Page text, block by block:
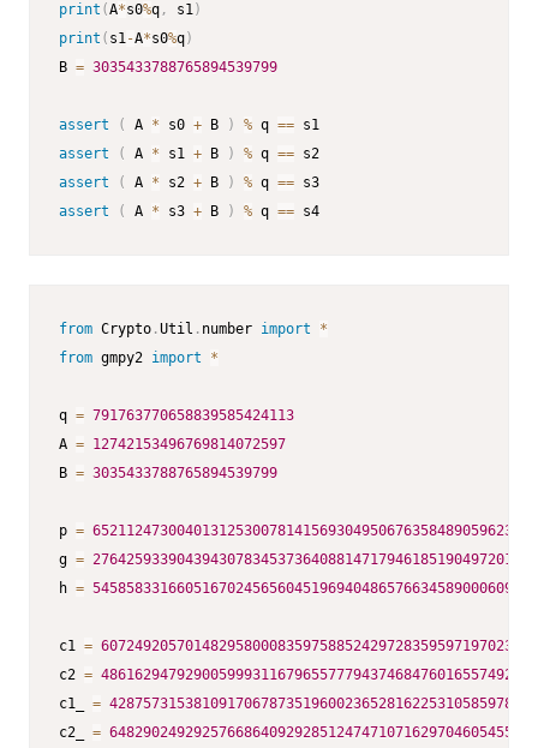
print (A*s0%q , s1)
print ( s1-A*s0%q)
B = 3035433788765894539799
assert ( A * s0 + B ) % q ==
assert
( A * s1 + B ) % q ==
assert
( A * s2 + B ) % q ==
assert
( A * s3 + B ) % q == s4
from Crypto .Util . number import
*
from gmpy2 import *
q = 791763770658839585424113
A = 12742153496769814072597
B = 3035433788765894539799
p =
g =
h =
c1 =
c2 =
c1_ =
c2_ =